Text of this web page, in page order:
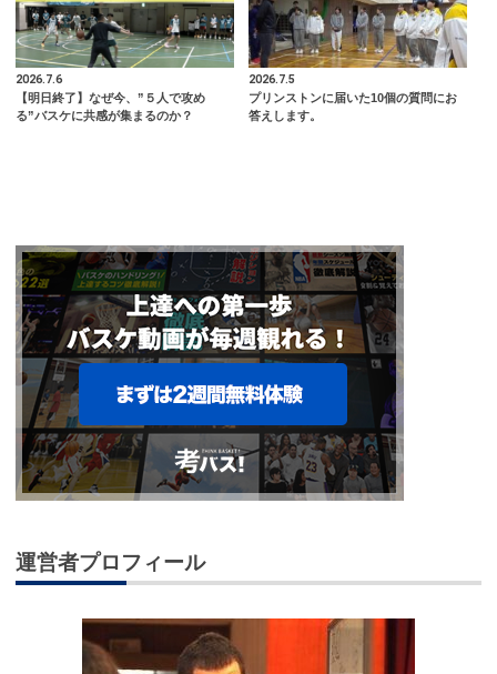
2026.7.6
【明日終了】なぜ今、”５人で攻め
る”バスケに共感が集まるのか？
2026.7.5
プリンストンに届いた10個の質問にお
答えします。
運営者プロフィール